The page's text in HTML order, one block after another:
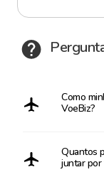
Como
VoeBiz?
Quantos
juntar por